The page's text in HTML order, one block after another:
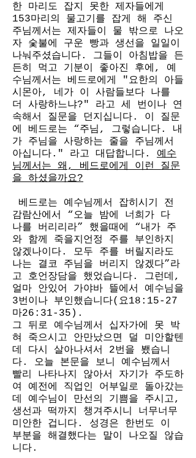
한 마리도 잡지 못한 제자들에게
153마리의 물고기를 잡게 해 주신
주님께서는 제자들이 물 밖으로 나오
자 숯불에 구운 빵과 생선을 일일이
나눠주셨습니다. 그들이 아침밥을 든
든히 먹고 기분이 좋아진 후에, 예
수님께서는 베드로에게 "요한의 아들
시몬아, 네가 이 사람들보다 나를
더 사랑하느냐?" 라고 세 번이나 연
속해서 질문을 던지십니다. 이 질문
에 베드로는 “주님, 그렇습니다. 내
가 주님을 사랑하는 줄을 주님께서
아십니다." 라고 대답합니다. 예수
님께서는 왜, 베드로에게 이런 질문
을 하셨을까요?
감람산에서 “오늘 밤에 너희가 다
나를 버리리라” 했을때에 “내가 주
와 함께 죽을지언정 주를 부인하지
않겠나이다. 모두 주를 버릴지라도
나는 결코 주님을 버리지 않겠다”라
고 호언장담을 했었습니다. 그런데,
얼마 안있어 가야바 뜰에서 예수님을
3번이나 부인했습니다(요18:15-27
마26:31-35).
그 뒤로 예수님께서 십자가에 못 박
혀 죽으시고 안만났으면 덜 미안할텐
데 다시 살아나셔서 2번을 뵀습니
다. 오늘 본문을 보니 예수님께서
빨리 나타나지 않아서 자기가 주도하
여 예전에 직업인 어부일로 돌아갔는
데 예수님이 만선의 기쁨을 주시고,
생선과 떡까지 챙겨주시니 너무너무
미안한 겁니다. 성경은 한번도 이
부분을 해결했다는 말이 나오질 않습
니다.